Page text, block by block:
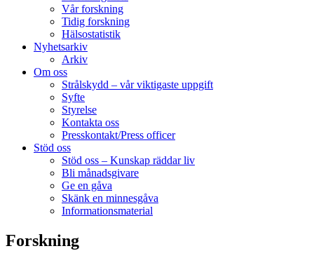
Vår forskning
Tidig forskning
Hälsostatistik
Nyhetsarkiv
Arkiv
Om oss
Strålskydd – vår viktigaste uppgift
Syfte
Styrelse
Kontakta oss
Presskontakt/Press officer
Stöd oss
Stöd oss – Kunskap räddar liv
Bli månadsgivare
Ge en gåva
Skänk en minnesgåva
Informationsmaterial
Forskning